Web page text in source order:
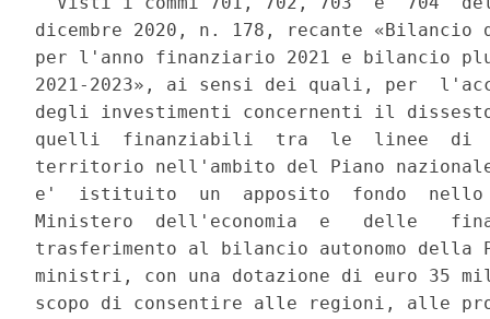
dicembre 2020, n. 178, recante
per l'anno finanziario 2021 e bilancio
2021-2023», ai sensi dei quali, per
degli investimenti concernenti il
quelli  finanziabili  tra  le  linee  di
territorio nell'ambito del Piano
e'  istituito  un  apposito  fondo
Ministero  dell'economia  e   delle
trasferimento al bilancio autonomo della
ministri, con una dotazione di euro 35
scopo di consentire alle regioni, alle